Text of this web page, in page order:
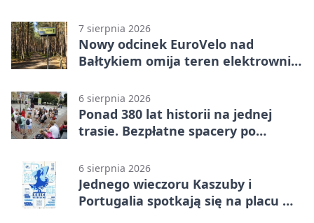
7 sierpnia 2026
Nowy odcinek EuroVelo nad
Bałtykiem omija teren elektrowni
6 sierpnia 2026
Ponad 380 lat historii na jednej
trasie. Bezpłatne spacery po
6 sierpnia 2026
Jednego wieczoru Kaszuby i
Portugalia spotkają się na placu w